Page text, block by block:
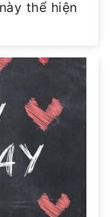
thể hiện